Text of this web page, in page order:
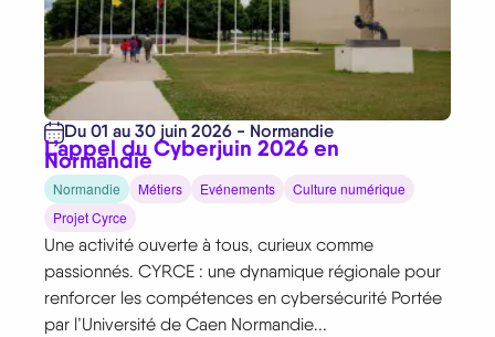
Du 01 au 30 juin 2026 - Normandie
L’appel du Cyberjuin 2026 en
Normandie
Normandie Métiers Evénements
Culture numérique
Projet Cyrce
Une activité ouverte à tous, curieux comme
passionnés. CYRCE : une dynamique régionale pour
renforcer les compétences en cybersécurité Portée
par l’Université de Caen Normandie...